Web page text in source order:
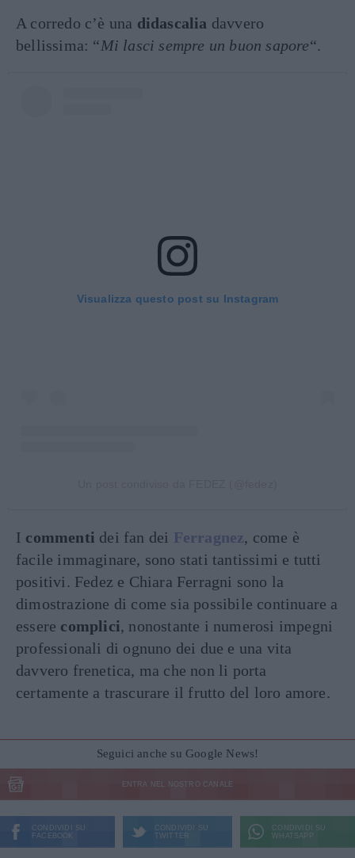
A corredo c’è una didascalia davvero
bellissima: “Mi lasci sempre un buon sapore“.
Visualizza questo post su Instagram
I commenti dei fan dei Ferragnez, come è
facile immaginare, sono stati tantissimi e tutti
positivi. Fedez e Chiara Ferragni sono la
dimostrazione di come sia possibile continuare a
essere complici, nonostante i numerosi impegni
professionali di ognuno dei due e una vita
davvero frenetica, ma che non li porta
certamente a trascurare il frutto del loro amore.
Seguici anche su Google News!
ENTRA NEL NOSTRO CANALE
CONDIVIDI SU
FACEBOOK
CONDIVIDI SU
TWITTER
CONDIVIDI SU
WHATSAPP